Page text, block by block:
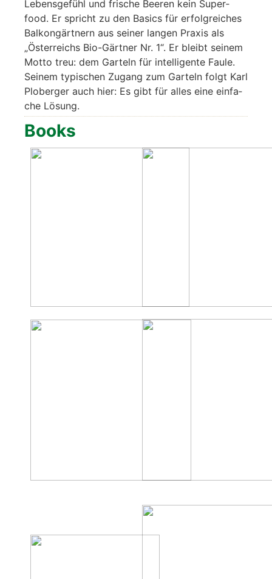
Lebensgefühl und fri­sche Bee­ren kein Super­
food. Er spricht zu den Basics für erfolg­rei­ches
Bal­kon­gärt­nern aus sei­ner lan­gen Pra­xis als
„Öster­reichs Bio-Gärt­ner Nr. 1“. Er bleibt sei­nem
Mot­to treu: dem Gar­teln für intel­li­gen­te Fau­le.
Sei­nem typi­schen Zugang zum Gar­teln folgt Karl
Plober­ger auch hier: Es gibt für alles eine ein­fa­
che Lösung.
Books